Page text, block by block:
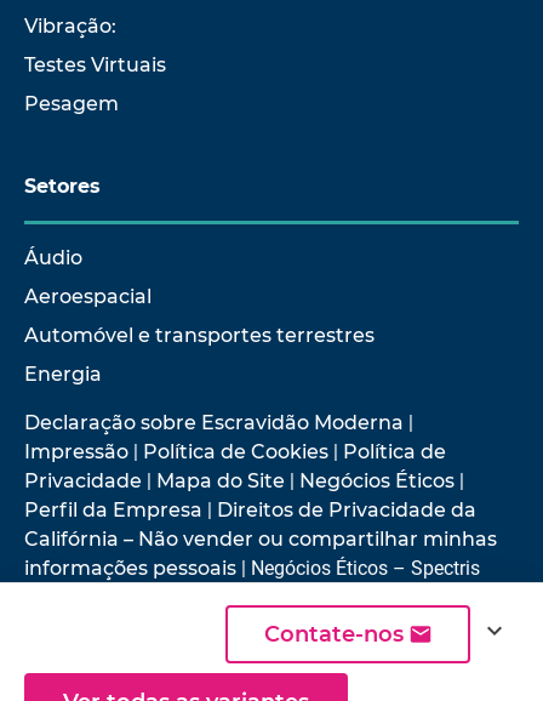
Contate-nos expand_more
Vibração:
Testes Virtuais
Pesagem
Setores
Áudio
Aeroespacial
Automóvel e transportes terrestres
Energia
Declaração sobre Escravidão Moderna |
Impressão | Política de Cookies | Política de
Privacidade | Mapa do Site | Negócios Éticos |
Perfil da Empresa | Direitos de Privacidade da
Califórnia – Não vender ou compartilhar minhas
informações pessoais | Negócios Éticos – Spectris